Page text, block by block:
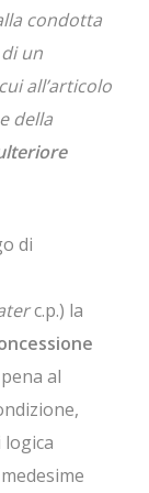
condotta
un
all’articolo
della
di
c.p.) la
al
logica